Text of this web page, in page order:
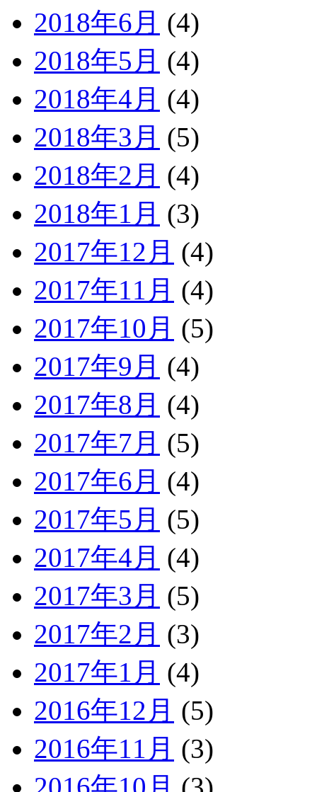
2018年6月 (4)
2018年5月 (4)
2018年4月 (4)
2018年3月 (5)
2018年2月 (4)
2018年1月 (3)
2017年12月 (4)
2017年11月 (4)
2017年10月 (5)
2017年9月 (4)
2017年8月 (4)
2017年7月 (5)
2017年6月 (4)
2017年5月 (5)
2017年4月 (4)
2017年3月 (5)
2017年2月 (3)
2017年1月 (4)
2016年12月 (5)
2016年11月 (3)